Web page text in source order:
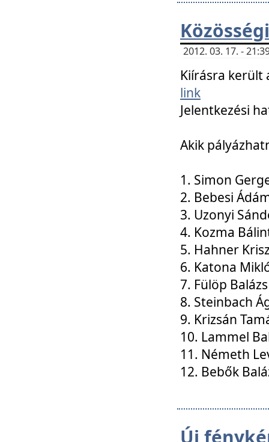
2012. 03. 17. -
Kiírásra került
link
Jelentkezési
Akik
1. Simon
2. Bebesi
3. Uzonyi
4. Kozma
5. Hahner
6. Katona
7. Fülöp Balázs
8. Steinbach
9. Krizsán
10. Lammel
11. Németh
12. Bebők
Új